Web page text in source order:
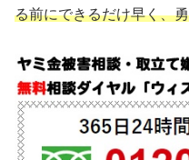
る前にできるだけ早く、